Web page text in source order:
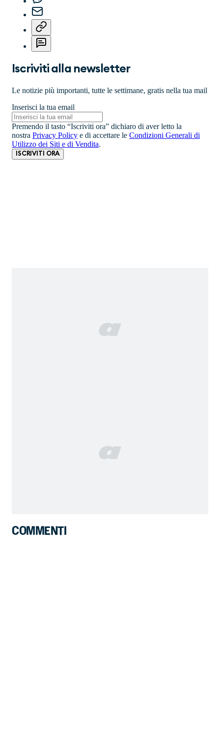
Iscriviti alla newsletter
Le notizie più importanti, tutte le settimane, gratis nella tua mail
Inserisci la tua email
Premendo il tasto “Iscriviti ora” dichiaro di aver letto la
nostra Privacy Policy e di accettare le Condizioni Generali di
Utilizzo dei Siti e di Vendita.
ISCRIVITI ORA
COMMENTI